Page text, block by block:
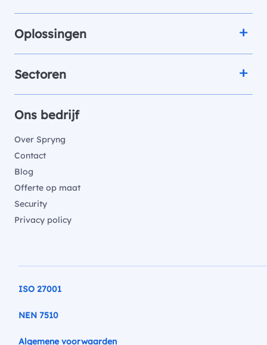
Oplossingen
Sectoren
Ons bedrijf
Over Spryng
Contact
Blog
Offerte op maat
Security
Privacy policy
ISO 27001
NEN 7510
Algemene voorwaarden